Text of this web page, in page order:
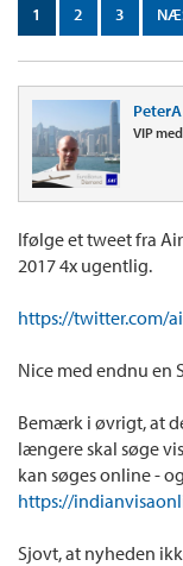
1 2 3
PeterA
VIP
Ifølge et tweet fra
2017 4x ugentlig.
https://twitter.com/
Nice med endnu en
Bemærk i øvrigt, at
længere skal søge
kan søges online -
https://
Sjovt, at nyheden